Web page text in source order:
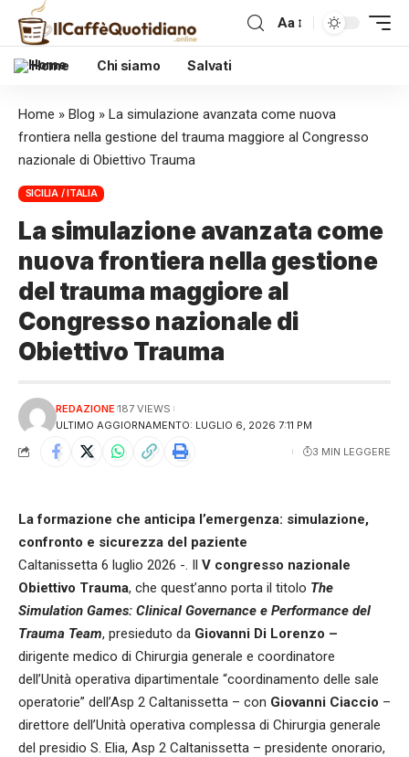
Aa
Home Chi siamo Salvati
Home » Blog » La simulazione avanzata come nuova
frontiera nella gestione del trauma maggiore al Congresso
nazionale di Obiettivo Trauma
SICILIA / ITALIA
La simulazione avanzata come
nuova frontiera nella gestione
del trauma maggiore al
Congresso nazionale di
Obiettivo Trauma
ULTIMO AGGIORNAMENTO: LUGLIO 6, 2026 7:11 PM
REDAZIONE 187 VIEWS
3 MIN LEGGERE
La formazione che anticipa l’emergenza: simulazione,
confronto e sicurezza del paziente
Caltanissetta 6 luglio 2026 -. Il V congresso nazionale
Obiettivo Trauma, che quest’anno porta il titolo The
Simulation Games: Clinical Governance e Performance del
Trauma Team, presieduto da Giovanni Di Lorenzo –
dirigente medico di Chirurgia generale e coordinatore
dell’Unità operativa dipartimentale “coordinamento delle sale
operatorie” dell’Asp 2 Caltanissetta – con Giovanni Ciaccio –
direttore dell’Unità operativa complessa di Chirurgia generale
del presidio S. Elia, Asp 2 Caltanissetta – presidente onorario,